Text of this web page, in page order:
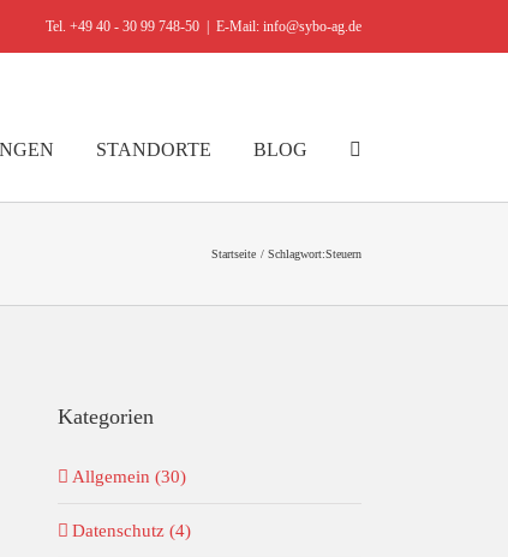
Tel. +49 40 - 30 99 748-50 E-Mail: info@sybo-ag.de
STANDORTE BLOG
Startseite Schlagwort:Steuern
Kategorien
Allgemein (30)
Datenschutz (4)